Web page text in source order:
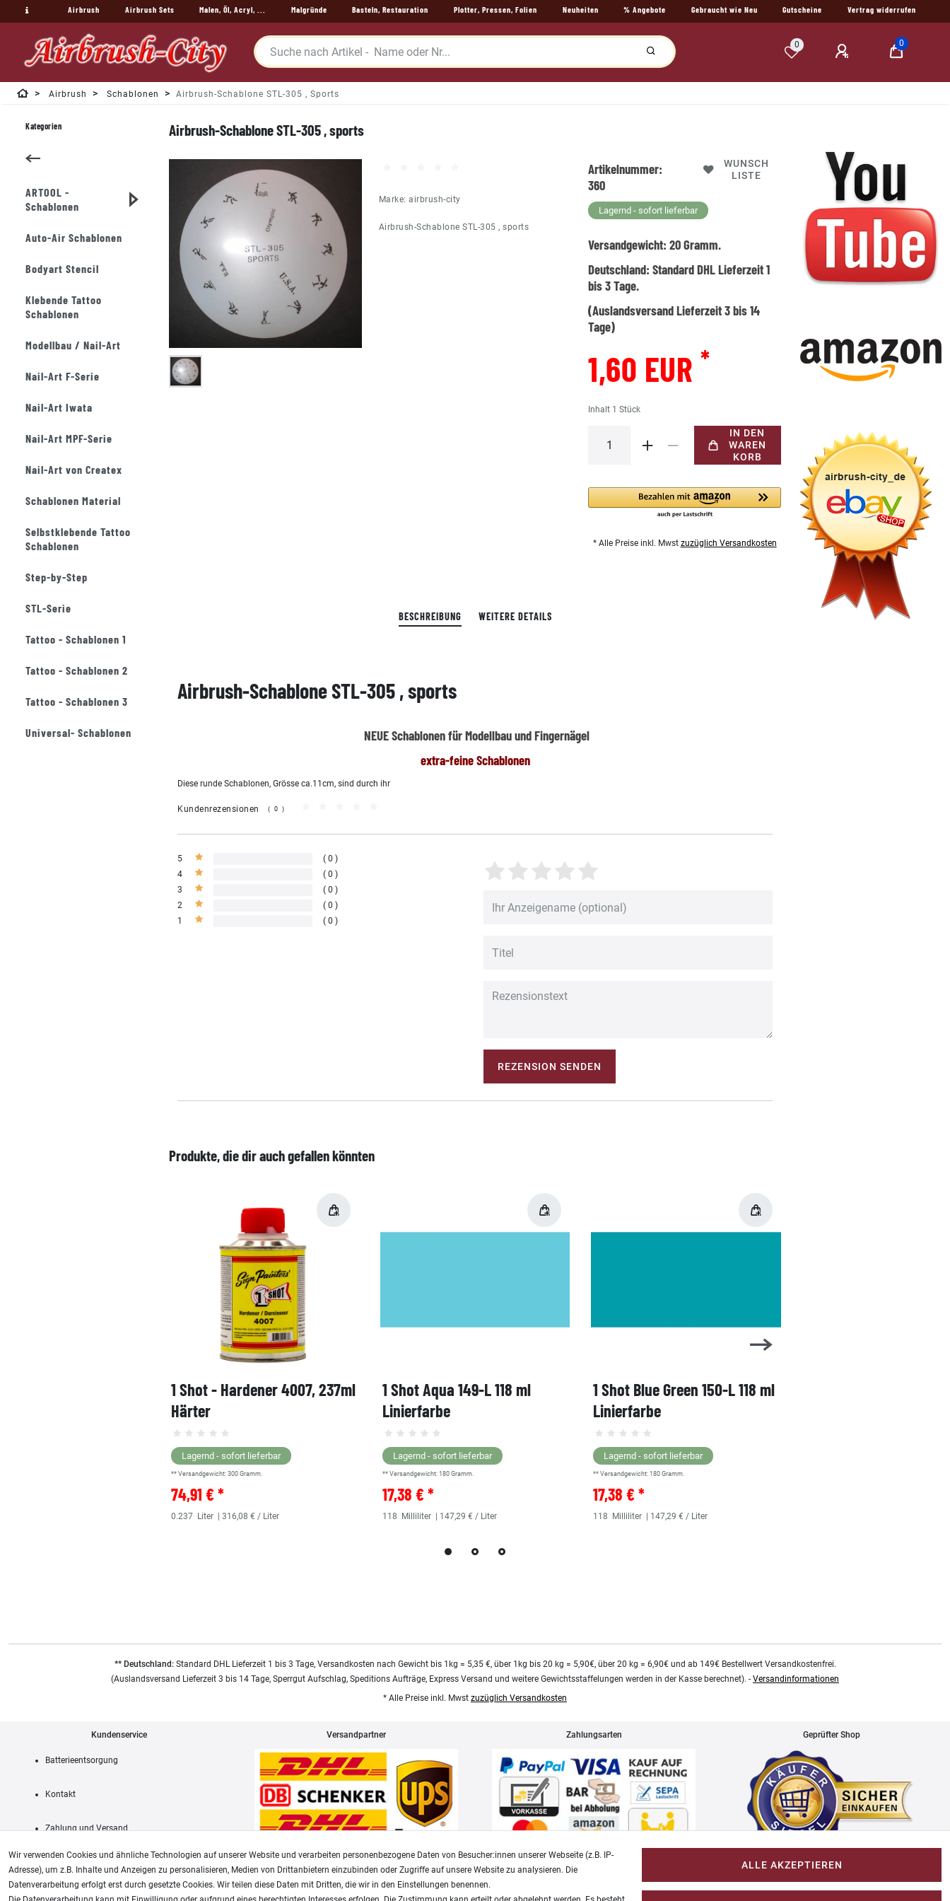
Airbrush Airbrush Sets Malen, Öl, Acryl, ... Malgründe Basteln, Restauration Plotter, Pressen, Folien Neuheiten % Angebote Gebraucht wie Neu Gutscheine Vertrag widerrufen
0 0
Airbrush Schablonen Airbrush-Schablone STL-305 , Sports
Airbrush-Schablone STL-305 , sports
Marke:airbrush-city
Airbrush-Schablone STL-305 , sports
Artikelnummer:
360
WUNSCH
LISTE
Lagernd - sofort lieferbar
Versandgewicht:20Gramm.
Deutschland:Standard DHL Lieferzeit 1
bis 3 Tage.
(Auslandsversand Lieferzeit 3 bis 14
Tage)
1,60 EUR *
Inhalt 1Stück
IN DEN
WAREN
KORB
* Alle Preise inkl. Mwst zuzüglich Versandkosten
BESCHREIBUNG WEITERE DETAILS
Airbrush-Schablone STL-305 , sports
NEUE Schablonen für Modellbau und Fingernägel
extra-feine Schablonen
Diese runde Schablonen, Grösse ca.11cm, sind durch ihr
Kundenrezensionen (0)
5
0
4
0
3
0
2
0
1
0
REZENSION SENDEN
Produkte, die dir auch gefallen könnten
1 Shot - Hardener 4007, 237ml
Härter
Lagernd - sofort lieferbar
** Versandgewicht: 300 Gramm.
74,91 € *
0.237 Liter | 316,08 € / Liter
1 Shot Aqua 149-L 118 ml
Linierfarbe
Lagernd - sofort lieferbar
** Versandgewicht: 180 Gramm.
17,38 € *
118 Milliliter | 147,29 € / Liter
1 Shot Blue Green 150-L 118 ml
Linierfarbe
Lagernd - sofort lieferbar
** Versandgewicht:180 Gramm.
17,38 € *
118 Milliliter | 147,29 € / Liter
Kategorien
ARTOOL -
Schablonen
Auto-Air Schablonen
Bodyart Stencil
Klebende Tattoo
Schablonen
Modellbau / Nail-Art
Nail-Art F-Serie
Nail-Art Iwata
Nail-Art MPF-Serie
Nail-Art von Createx
Schablonen Material
Selbstklebende Tattoo
Schablonen
Step-by-Step
STL-Serie
Tattoo - Schablonen 1
Tattoo - Schablonen 2
Tattoo - Schablonen 3
Universal- Schablonen
** Deutschland:Standard DHL Lieferzeit 1 bis 3 Tage, Versandkosten nach Gewicht bis 1kg = 5,35 €, über 1kg bis 20 kg = 5,90€, über 20 kg = 6,90€ und ab 149€ Bestellwert Versandkostenfrei.
(Auslandsversand Lieferzeit 3 bis 14 Tage, Sperrgut Aufschlag, Speditions Aufträge, Express Versand und weitere Gewichtsstaffelungen werden in der Kasse berechnet). - Versandinformationen
* Alle Preise inkl. Mwst zuzüglich Versandkosten
Kundenservice
Batterieentsorgung
Kontakt
Zahlung und Versand
Versandpartner Zahlungsarten Geprüfter Shop
AGB Widerrufsrecht Impressum
Wir verwenden Cookies und ähnliche Technologien auf unserer Website und verarbeiten personenbezogene Daten von Besucher:innen unserer Webseite (z.B. IP-
Adresse), um z.B. Inhalte und Anzeigen zu personalisieren, Medien von Drittanbietern einzubinden oder Zugriffe auf unsere Website zu analysieren. Die
Datenverarbeitung erfolgt erst durch gesetzte Cookies. Wir teilen diese Daten mit Dritten, die wir in den Einstellungen benennen.
ALLE AKZEPTIEREN